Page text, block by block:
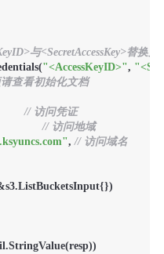
与<SecretAccessKey>替换为
"<AccessKeyID>",
查看初始化文档
// 访问凭证
// 访问地域
, // 访问域名